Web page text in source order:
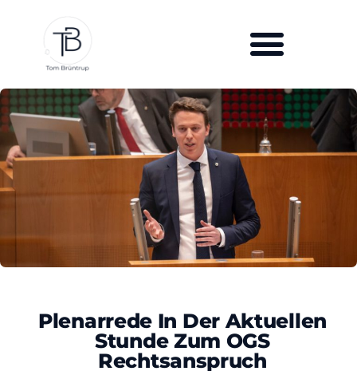
Plenarrede In Der Aktuellen
Stunde Zum OGS
Rechtsanspruch